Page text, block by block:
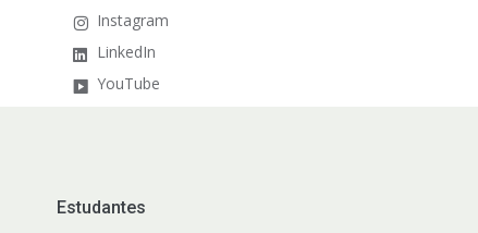
Instagram
LinkedIn
YouTube
Estudantes